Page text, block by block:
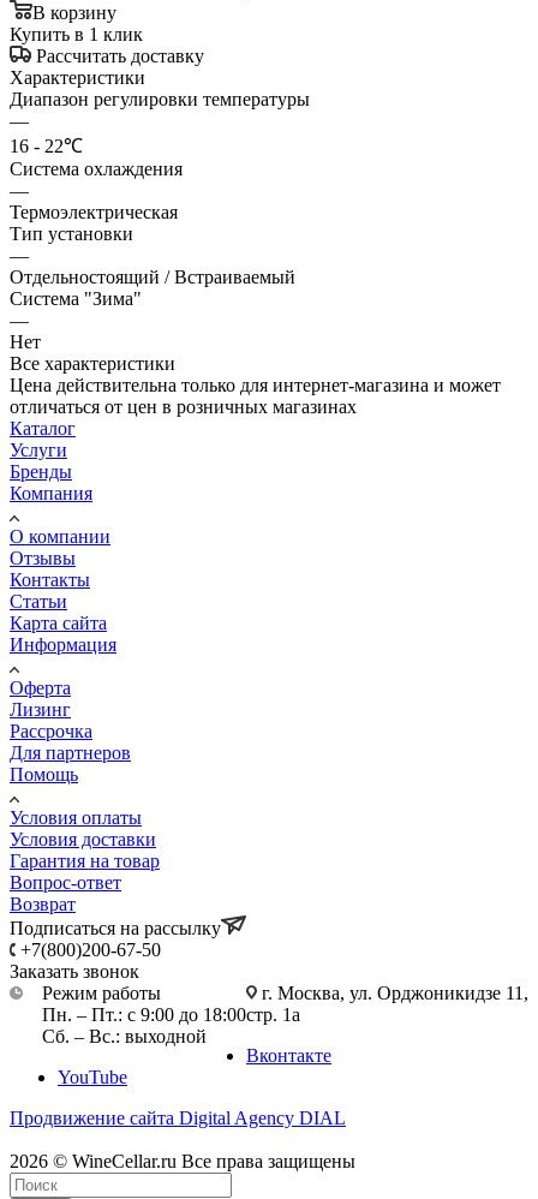
В корзину
Купить в 1 клик
Рассчитать доставку
Характеристики
Диапазон регулировки температуры
—
16 - 22℃
Система охлаждения
—
Термоэлектрическая
Тип установки
—
Отдельностоящий / Встраиваемый
Система "Зима"
—
Нет
Все характеристики
Цена действительна только для интернет-магазина и может
отличаться от цен в розничных магазинах
Каталог
Услуги
Бренды
Компания
О компании
Отзывы
Контакты
Статьи
Карта сайта
Информация
Оферта
Лизинг
Рассрочка
Для партнеров
Помощь
Условия оплаты
Условия доставки
Гарантия на товар
Вопрос-ответ
Возврат
Подписаться на рассылку
+7(800)200-67-50
Заказать звонок
Режим работы
Пн. – Пт.: с 9:00 до 18:00
Сб. – Вс.: выходной
г. Москва, ул. Орджоникидзе 11,
стр. 1а
Вконтакте
YouTube
Продвижение сайта Digital Agency DIAL
2026 © WineCellar.ru Все права защищены